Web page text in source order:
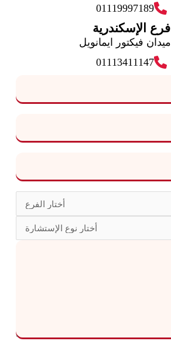
01119997189
فرع الإسكندرية
ميدان فيكتور ايمانويل
01113411147